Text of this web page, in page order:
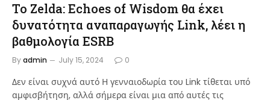
Το Zelda: Echoes of Wisdom θα έχει
δυνατότητα αναπαραγωγής Link, λέει η
βαθμολογία ESRB
Byadmin July 15, 2024 0
Δεν είναι συχνά αυτό Η γενναιοδωρία του Link τίθεται υπό
αμφισβήτηση, αλλά σήμερα είναι μια από αυτές τις